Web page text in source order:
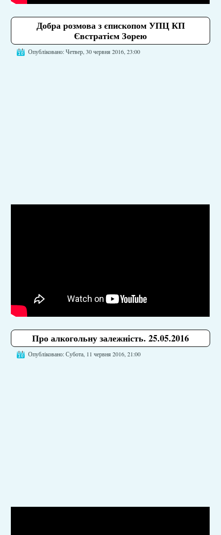
Добра розмова з єпископом УПЦ КП
Євстратієм Зорею
Опубліковано: Четвер, 30 червня 2016, 23:00
Про алкогольну залежність. 25.05.2016
Опубліковано: Субота, 11 червня 2016, 21:00